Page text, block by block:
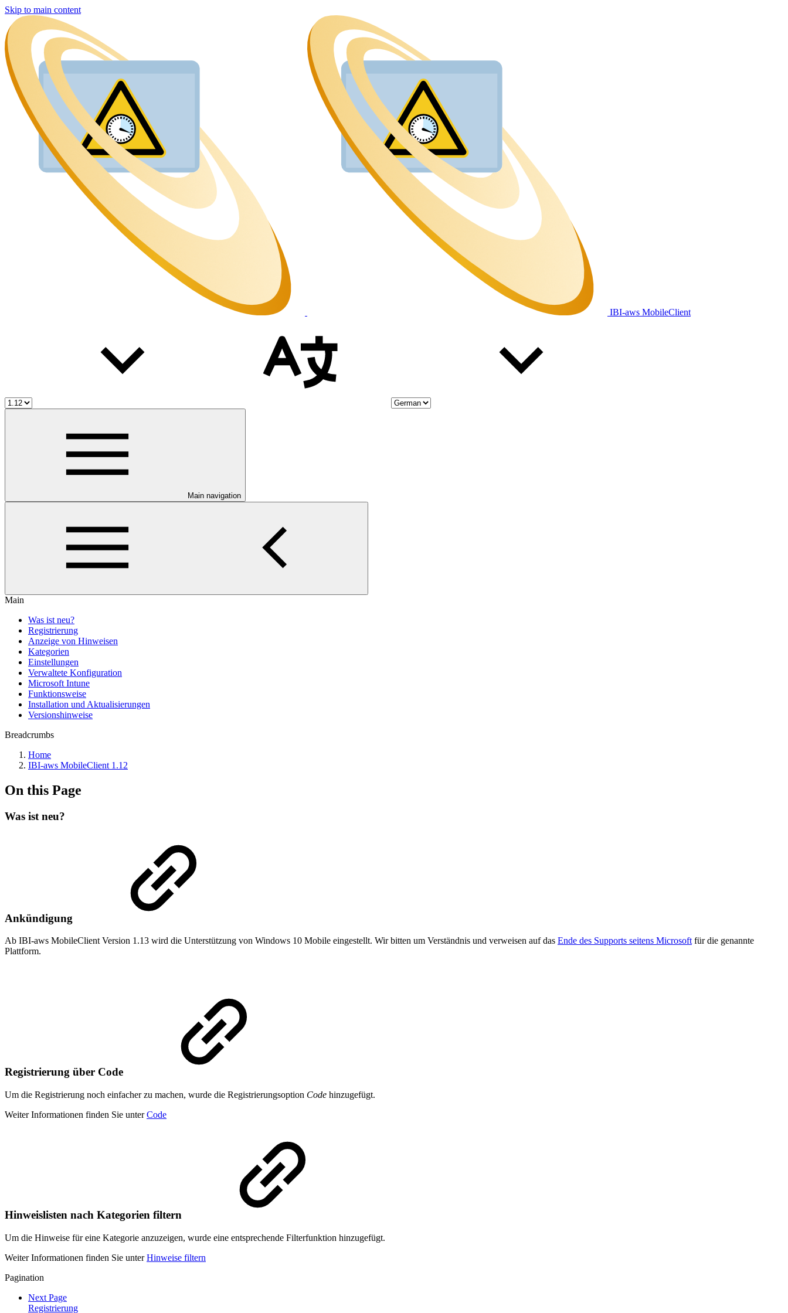
Skip to main content
IBI-aws MobileClient
Main navigation
Main
Was ist neu?
Registrierung
Anzeige von Hinweisen
Kategorien
Einstellungen
Verwaltete Konfiguration
Microsoft Intune
Funktionsweise
Installation und Aktualisierungen
Versionshinweise
Breadcrumbs
Home
IBI-aws MobileClient 1.12
On this Page
Was ist neu?
Ankündigung
Ab IBI-aws MobileClient Version 1.13 wird die Unterstützung von Windows 10 Mobile eingestellt. Wir bitten um Verständnis und verweisen auf das Ende des Supports seitens Microsoft für die genannte
Plattform.
Registrierung über Code
Um die Registrierung noch einfacher zu machen, wurde die Registrierungsoption Code hinzugefügt.
Weiter Informationen finden Sie unterCode
Hinweislisten nach Kategorien filtern
Um die Hinweise für eine Kategorie anzuzeigen, wurde eine entsprechende Filterfunktion hinzugefügt.
Weiter Informationen finden Sie unterHinweise filtern
Pagination
Next Page
Registrierung